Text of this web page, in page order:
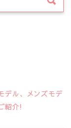
デル、メンズモデ
紹介!